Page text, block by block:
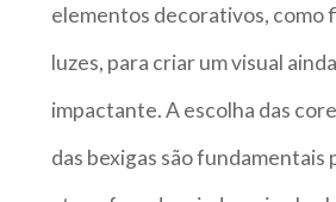
elementos decorativos, como
luzes, para criar um visual
impactante. A escolha das
das bexigas são fundamentais